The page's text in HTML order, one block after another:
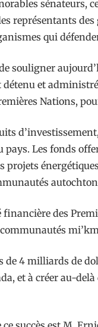
sénateurs,
représentants
qui
souligner
et
Nations,
pays. Les fonds
projets
financière des
de 4 milliards de
et à créer au-